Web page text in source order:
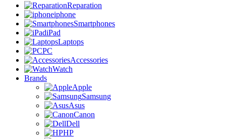
Reparation
iphone
Smartphones
iPad
Laptops
PC
Accessories
Watch
Brands
Apple
Samsung
Asus
Canon
Dell
HP